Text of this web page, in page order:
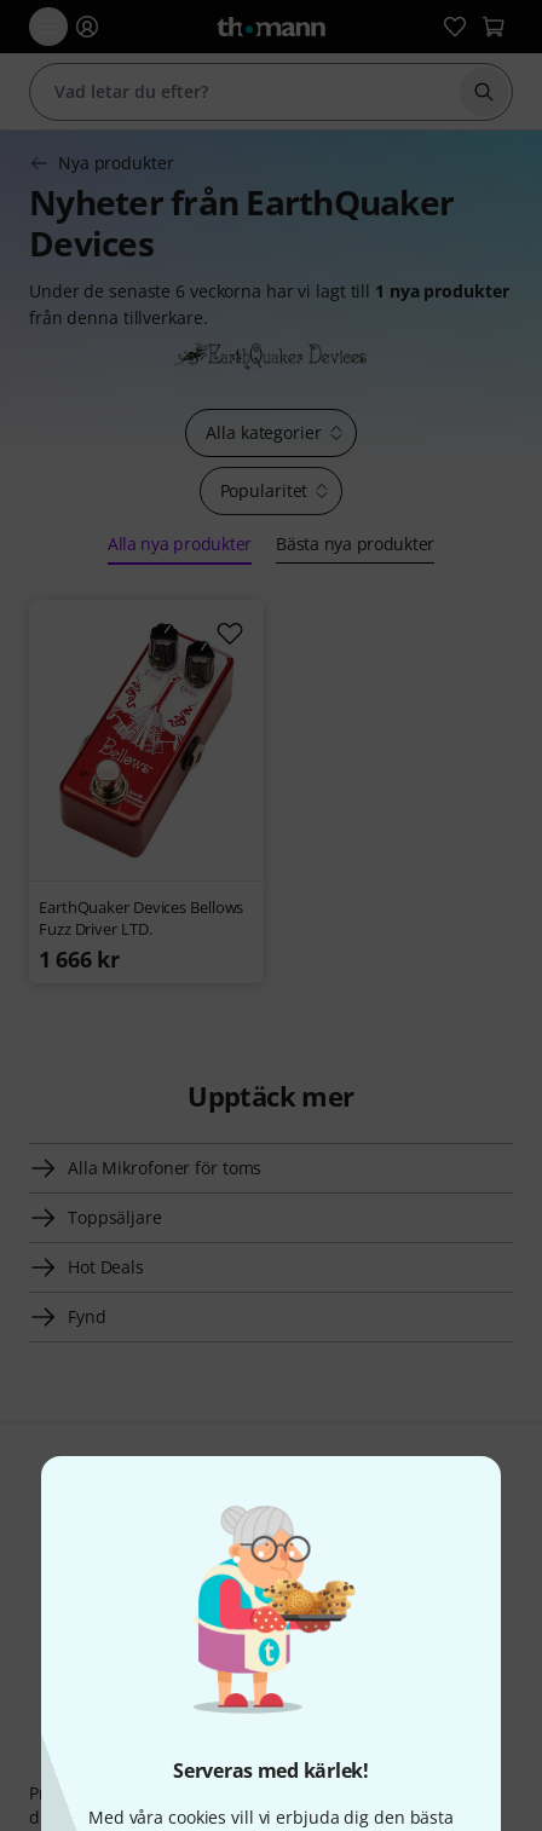
Serveras med kärlek!
Med våra cookies vill vi erbjuda dig den bästa
Börja
Nya produkter
Nyheter från EarthQuaker
Devices
Under de senaste 6 veckorna har vi lagt till 1 nya produkter
från denna tillverkare.
Popularitet
Alla kategorier
Alla nya produkter Bästa nya produkter
EarthQuaker Devices Bellows
Fuzz Driver LTD.
1 666 kr
Upptäck mer
Alla Mikrofoner för toms
Toppsäljare
Hot Deals
Fynd
Hjälp & Feedback
Thomann nyhetsbrev
Prenumererar på Thomanns Nyhetsbrev på engelska och
du kan med lite tur vinna en50 kupongvärd50 €!